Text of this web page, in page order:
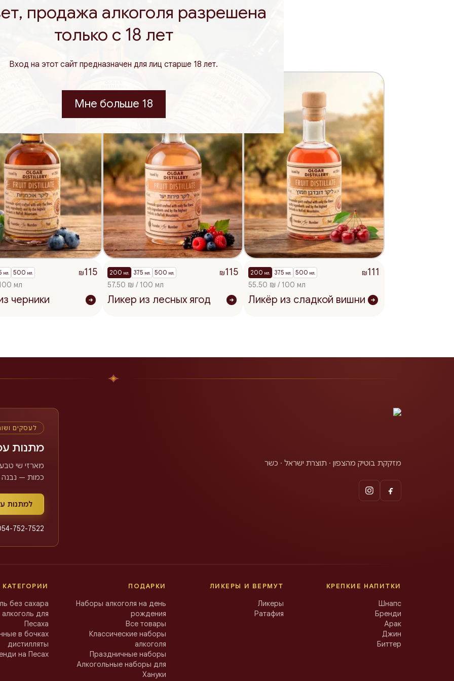
Похожие товары
мл. 500 мл. ₪115
мл
черники
200 мл. 375 мл. 500 мл. ₪115
57.50 ₪ / 100 мл
Ликер из лесных ягод
200мл. 375мл. 500мл. ₪111
55.50 ₪ / 100 мл
Ликёр из сладкой вишни
מזקקת בוטיק מהצפון · תוצרת ישראל · כשר
לעסקים
מתנות
מארזי שי
כמות —
למתנות
752-7522
КРЕПКИЕ НАПИТКИ
Шнапс
Бренди
Арак
Джин
Биттер
ЛИКЕРЫ И ВЕРМУТ
Ликеры
Ратафия
ПОДАРКИ
Наборы алкоголя на день
рождения
Все товары
Классические наборы
алкоголя
Праздничные наборы
Алкогольные наборы для
Хануки
КАТЕГОРИИ
без сахара
для
Песаха
в бочках
дистилляты
на Песах
продажа алкоголя разрешена
только с 18 лет
Вход на этот сайт предназначен для лиц старше 18 лет.
Мне больше 18